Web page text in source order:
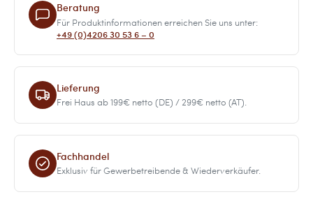
Beratung
Für Produktinformationen erreichen Sie uns unter:
+49 (0)4206 30 53 6 – 0
Lieferung
Frei Haus ab 199€ netto (DE) / 299€ netto (AT).
Fachhandel
Exklusiv für Gewerbetreibende & Wiederverkäufer.